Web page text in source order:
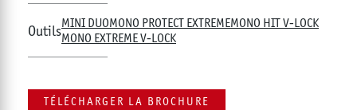
OutilsMINI DUOMONO PROTECT EXTREMEMONO HIT V-LOCK
MONO EXTREME V-LOCK
TÉLÉCHARGER LA BROCHURE